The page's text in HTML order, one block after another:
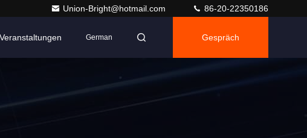
Union-Bright@hotmail.com 86-20-22350186
Veranstaltungen German Gespräch